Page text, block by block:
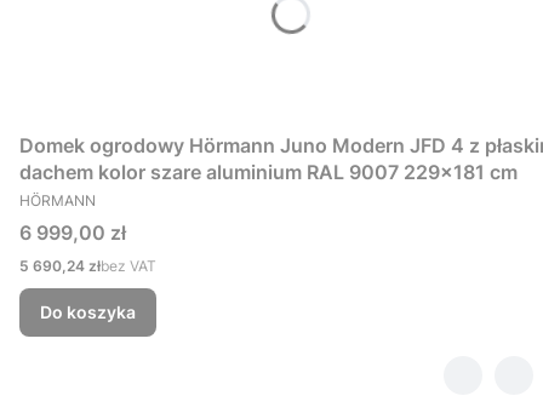
Domek ogrodowy Hörmann Juno Modern JFD 4 z
dachem kolor szare aluminium RAL 9007 229x181 cm
PRODUCENT
HÖRMANN
Cena
6 999,00 zł
Cena
5 690,24 złbez VAT
Do koszyka